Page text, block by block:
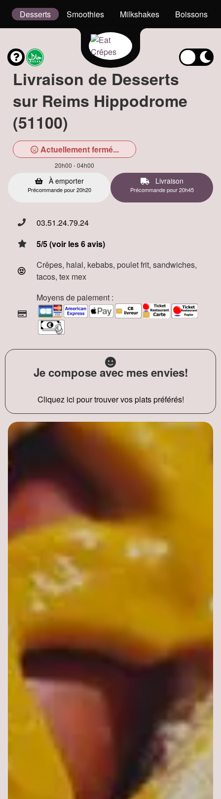
Desserts Smoothies Milkshakes Boissons
Livraison de Desserts
sur Reims Hippodrome
(51100)
Actuellement fermé...
20h00 - 04h00
À emporter
Précommande pour 20h20
Livraison
Précommande pour 20h45
03.51.24.79.24
5/5 (voir les 6 avis)
Crêpes, halal, kebabs, poulet frit, sandwiches,
tacos, tex mex
Moyens de paiement :
Je compose avec mes envies!
Cliquez ici pour trouver vos plats préférés!